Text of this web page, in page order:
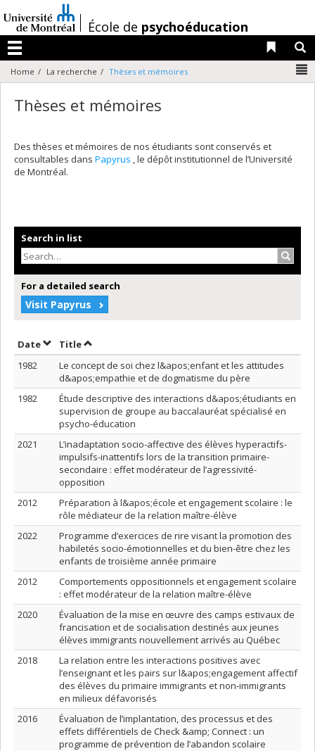
au
contenu
/École de psychoéducation
Menu
Liens
Home La recherche Thèses et mémoires
Thèses et mémoires
Des thèses et mémoires de nos étudiants sont conservés et
consultables dans Papyrus , le dépôt institutionnel de l’Université
de Montréal.
Search in list
For a detailed search
Visit Papyrus
DateSort by date in ascending order
TitleSort by title in ascending order
1982
Le concept de soi chez l&apos;enfant et les attitudes
d&apos;empathie et de dogmatisme du père
1982
Étude descriptive des interactions d&apos;étudiants en
supervision de groupe au baccalauréat spécialisé en
psycho-éducation
2021
L’inadaptation socio-affective des élèves hyperactifs-
impulsifs-inattentifs lors de la transition primaire-
secondaire : effet modérateur de l’agressivité-
opposition
2012
Préparation à l&apos;école et engagement scolaire : le
rôle médiateur de la relation maître-élève
2022
Programme d’exercices de rire visant la promotion des
habiletés socio-émotionnelles et du bien-être chez les
enfants de troisième année primaire
2012
Comportements oppositionnels et engagement scolaire
: effet modérateur de la relation maître-élève
2020
Évaluation de la mise en œuvre des camps estivaux de
francisation et de socialisation destinés aux jeunes
élèves immigrants nouvellement arrivés au Québec
2018
La relation entre les interactions positives avec
l’enseignant et les pairs sur l&apos;engagement affectif
des élèves du primaire immigrants et non-immigrants
en milieux défavorisés
2016
Évaluation de l’implantation, des processus et des
effets différentiels de Check &amp; Connect : un
programme de prévention de l’abandon scolaire